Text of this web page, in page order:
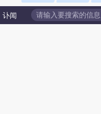
讣闻